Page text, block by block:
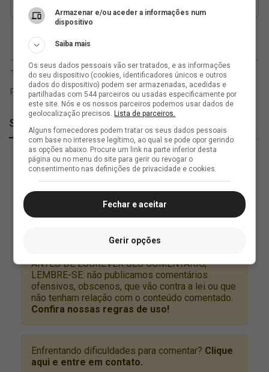
SuperVasco
Armazenar e/ou aceder a informações num
dispositivo
Saiba mais
Os seus dados pessoais vão ser tratados, e as informações
do seu dispositivo (cookies, identificadores únicos e outros
dados do dispositivo) podem ser armazenadas, acedidas e
partilhadas com 544 parceiros ou usadas especificamente por
este site. Nós e os nossos parceiros podemos usar dados de
geolocalização precisos.Lista de parceiros.
Alguns fornecedores podem tratar os seus dados pessoais
com base no interesse legítimo, ao qual se pode opor gerindo
as opções abaixo. Procure um link na parte inferior desta
página ou no menu do site para gerir ou revogar o
consentimento nas definições de privacidade e cookies.
Fechar e aceitar
Gerir opções